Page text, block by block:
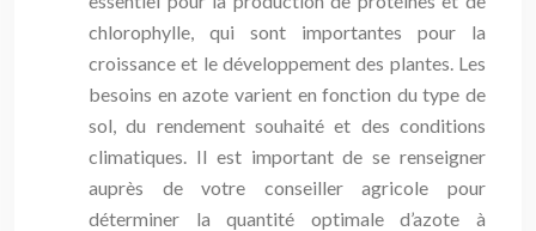
chlorophylle, qui sont importantes pour la
croissance et le développement des plantes. Les
besoins en azote varient en fonction du type de
sol, du rendement souhaité et des conditions
climatiques. Il est important de se renseigner
auprès de votre conseiller agricole pour
déterminer la quantité optimale d’azote à